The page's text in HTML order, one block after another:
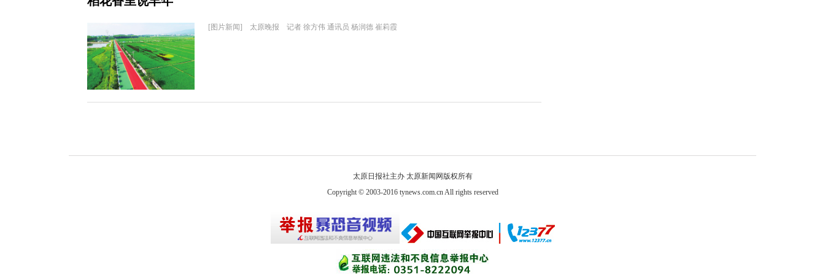
[图片新闻] 太原晚报 记者 徐方伟 通讯员 杨润德 崔莉霞
太原日报社主办 太原新闻网版权所有
Copyright © 2003-2016 tynews.com.cn All rights reserved